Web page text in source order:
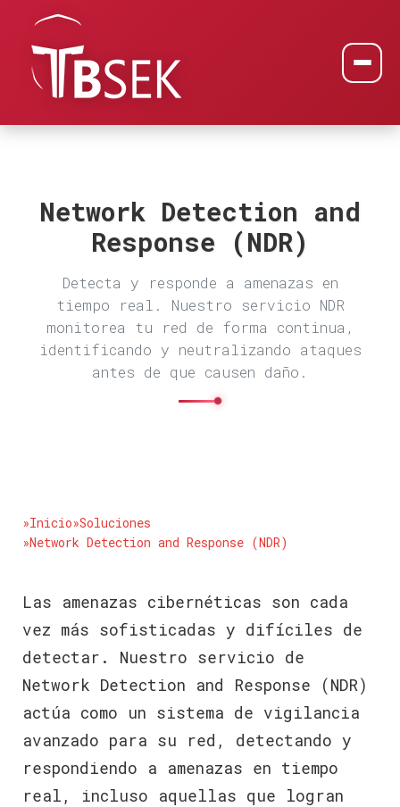
Network Detection and
Response (NDR)
Detecta y responde a amenazas en
tiempo real. Nuestro servicio NDR
monitorea tu red de forma continua,
identificando y neutralizando ataques
antes de que causen daño.
»Inicio»Soluciones
»Network Detection and Response (NDR)
Las amenazas cibernéticas son cada
vez más sofisticadas y difíciles de
detectar. Nuestro servicio de
Network Detection and Response (NDR)
actúa como un sistema de vigilancia
avanzado para su red, detectando y
respondiendo a amenazas en tiempo
real, incluso aquellas que logran